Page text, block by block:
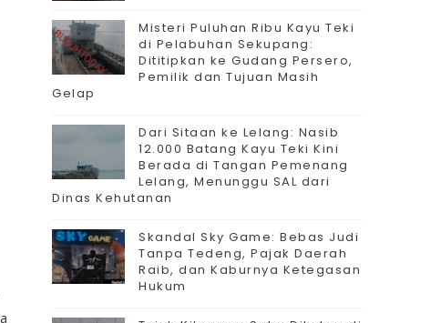
Misteri Puluhan Ribu Kayu Teki
di Pelabuhan Sekupang:
Dititipkan ke Gudang Persero,
Pemilik dan Tujuan Masih
Gelap
Dari Sitaan ke Lelang: Nasib
12.000 Batang Kayu Teki Kini
Berada di Tangan Pemenang
Lelang, Menunggu SAL dari
Dinas Kehutanan
Skandal Sky Game: Bebas Judi
Tanpa Tedeng, Pajak Daerah
Raib, dan Kaburnya Ketegasan
Hukum